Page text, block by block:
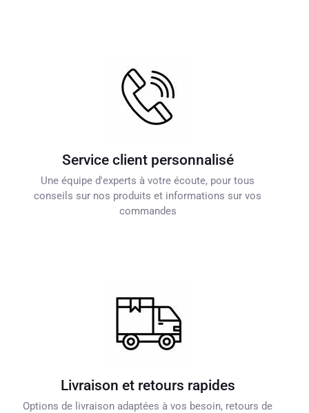
Service client personnalisé
Une équipe d'experts à votre écoute, pour tous
conseils sur nos produits et informations sur vos
commandes
Livraison et retours rapides
Options de livraison adaptées à vos besoin, retours de